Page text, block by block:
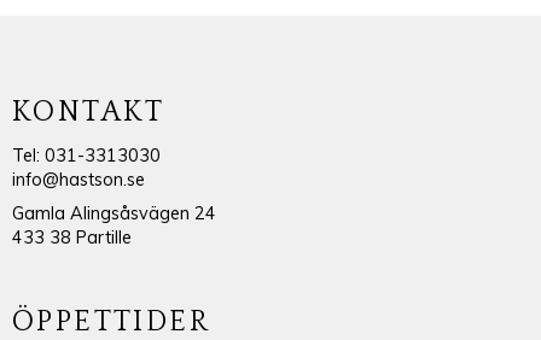
KONTAKT
Tel: 031-3313030
info@hastson.se
Gamla Alingsåsvägen 24
433 38 Partille
ÖPPETTIDER